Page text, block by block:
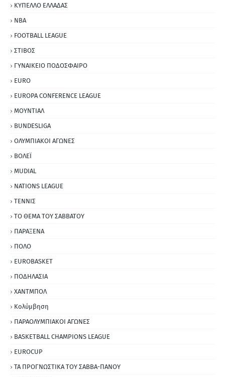
ΚΥΠΕΛΛΟ ΕΛΛΑΔΑΣ
NBA
FOOTBALL LEAGUE
ΣΤΙΒΟΣ
ΓΥΝΑΙΚΕΙΟ ΠΟΔΟΣΦΑΙΡΟ
EURO
EUROPA CONFERENCE LEAGUE
ΜΟΥΝΤΙΑΛ
BUNDESLIGA
ΟΛΥΜΠΙΑΚΟΙ ΑΓΩΝΕΣ
ΒΟΛΕΪ
MUDIAL
NATIONS LEAGUE
ΤΕΝΝΙΣ
ΤΟ ΘΕΜΑ ΤΟΥ ΣΑΒΒΑΤΟΥ
ΠΑΡΑΞΕΝΑ
ΠΟΛΟ
EUROBASKET
ΠΟΔΗΛΑΣΙΑ
ΧΑΝΤΜΠΟΛ
Κολύμβηση
ΠΑΡΑΟΛΥΜΠΙΑΚΟΙ ΑΓΩΝΕΣ
BASKETBALL CHAMPIONS LEAGUE
EUROCUP
ΤΑ ΠΡΟΓΝΩΣΤΙΚΑ ΤΟΥ ΣΑΒΒΑ-ΠΑΝΟΥ